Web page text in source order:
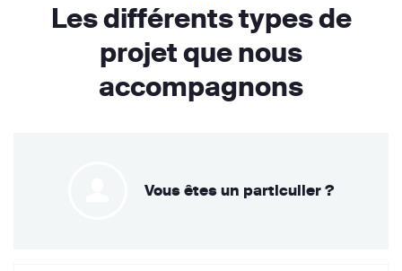
Les différents types de
projet que nous
accompagnons
Vous êtes un particulier ?